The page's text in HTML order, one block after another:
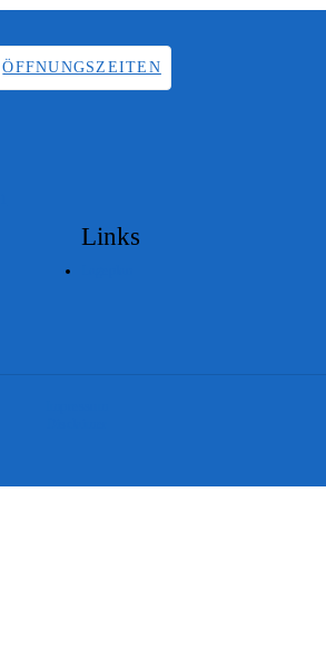
ÖFFNUNGSZEITEN
Links